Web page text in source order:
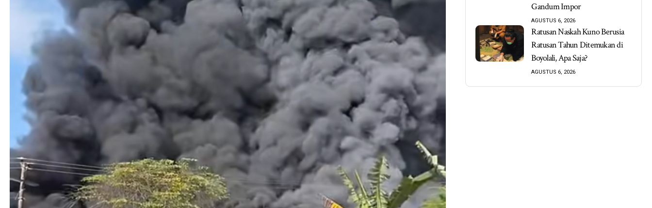
Gandum Impor
AGUSTUS 6, 2026
Ratusan Naskah Kuno Berusia
Ratusan Tahun Ditemukan di
Boyolali, Apa Saja?
AGUSTUS 6, 2026